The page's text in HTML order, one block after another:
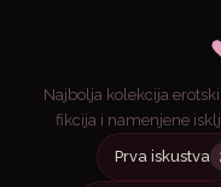
Najbolja kolekcija
fikcija i namenjene
Prva iskustva